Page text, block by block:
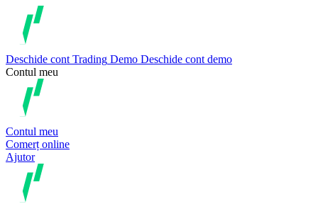
Deschide cont Trading Demo Deschide cont demo
Contul meu
Contul meu
Comerț online
Ajutor